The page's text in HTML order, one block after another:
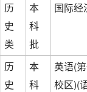
历
史
类
本
科
批
国际经
历
史
本
科
英语(
校区)(